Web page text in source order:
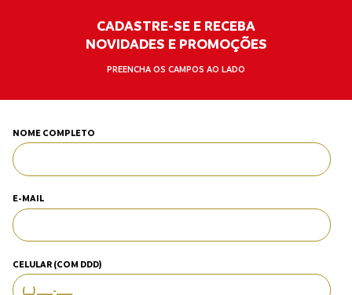
CADASTRE-SE E RECEBA
NOVIDADES E PROMOÇÕES
PREENCHA OS CAMPOS AO LADO
NOME COMPLETO
E-MAIL
CELULAR (COM DDD)